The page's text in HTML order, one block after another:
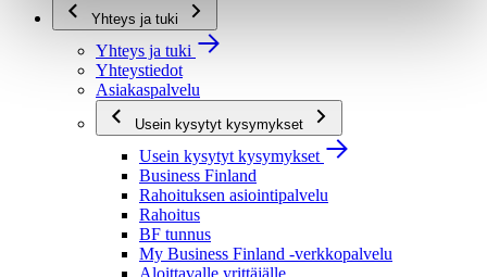
Yhteys ja tuki
Yhteys ja tuki
Yhteystiedot
Asiakaspalvelu
Usein kysytyt kysymykset
Usein kysytyt kysymykset
Business Finland
Rahoituksen asiointipalvelu
Rahoitus
BF tunnus
My Business Finland -verkkopalvelu
Aloittavalle yrittäjälle